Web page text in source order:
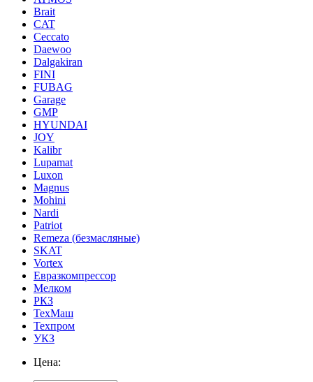
Brait
CAT
Ceccato
Daewoo
Dalgakiran
FINI
FUBAG
Garage
GMP
HYUNDAI
JOY
Kalibr
Lupamat
Luxon
Magnus
Mohini
Nardi
Patriot
Remeza (безмасляные)
SKAT
Vortex
Евразкомпрессор
Мелком
РКЗ
ТехМаш
Техпром
УКЗ
Цена: